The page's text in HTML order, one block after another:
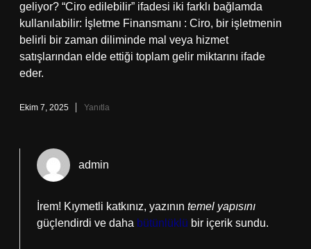
geliyor? “Ciro edilebilir” ifadesi iki farklı bağlamda
kullanılabilir: İşletme Finansmanı : Ciro, bir işletmenin
belirli bir zaman diliminde mal veya hizmet
satışlarından elde ettiği toplam gelir miktarını ifade
eder.
Ekim 7, 2025 Yanıtla
admin
İrem! Kıymetli katkınız, yazının temel yapısını
güçlendirdi ve daha bütünlüklü bir içerik sundu.